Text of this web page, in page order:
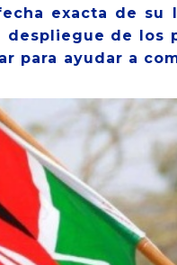
exacta de
de los
para ayudar a